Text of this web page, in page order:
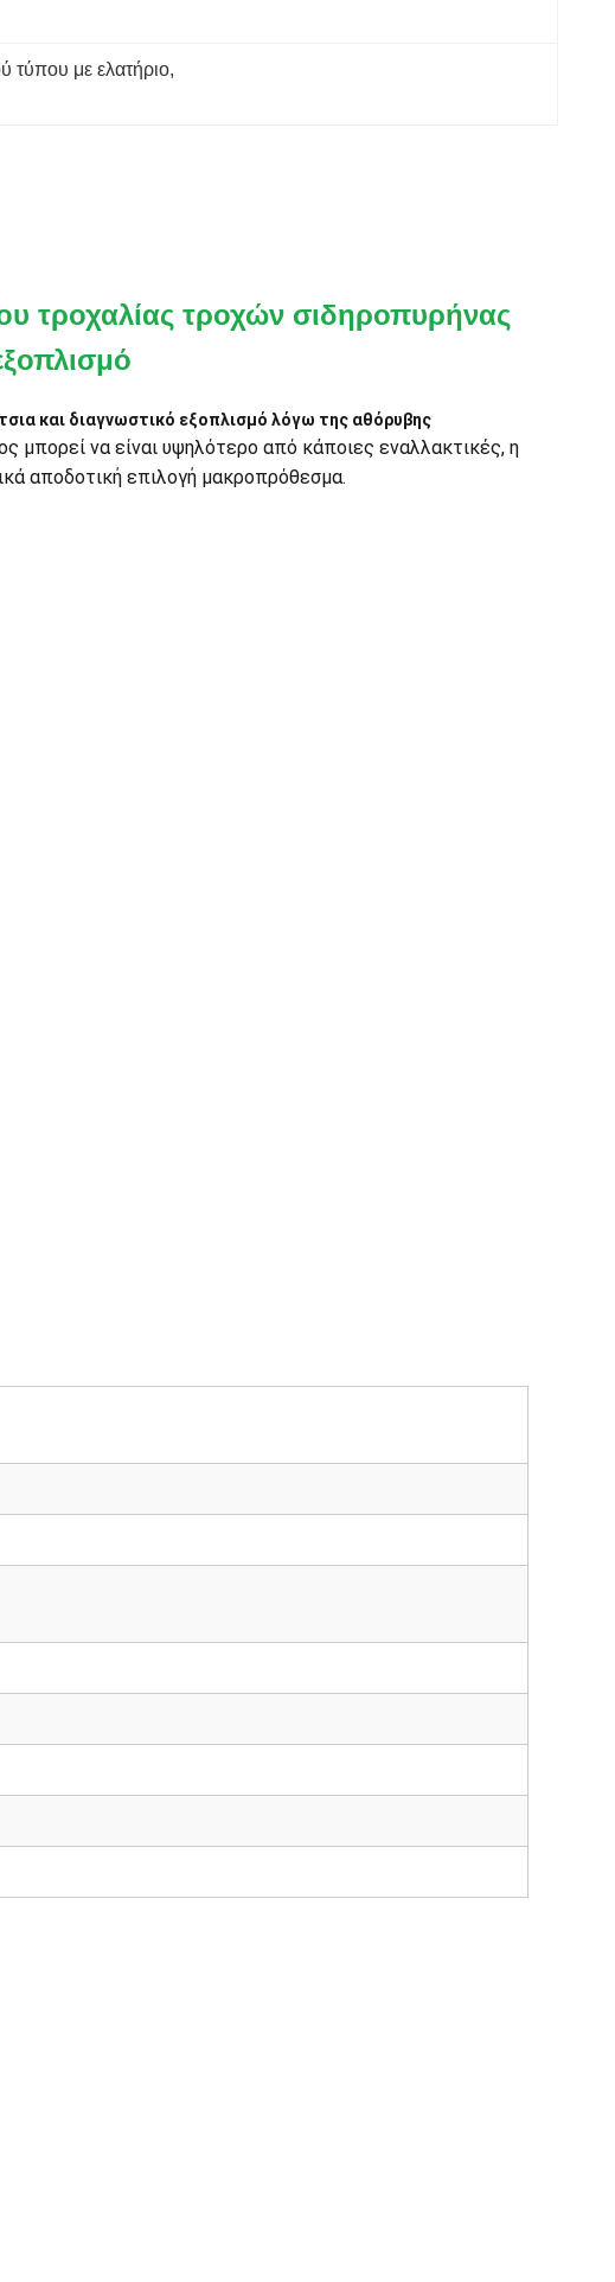
τύπου με ελατήριο,
τροχαλίας τροχών σιδηροπυρήνας
και διαγνωστικό εξοπλισμό λόγω της αθόρυβης
μπορεί να είναι υψηλότερο από κάποιες εναλλακτικές, η
αποδοτική επιλογή μακροπρόθεσμα.